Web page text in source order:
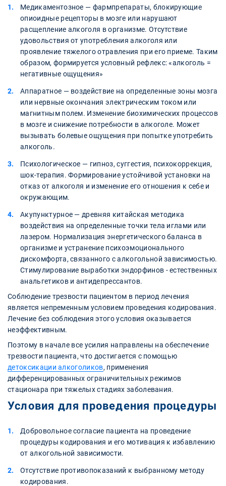
Медикаментозное — фармпрепараты, блокирующие
опиоидные рецепторы в мозге или нарушают
расщепление алкоголя в организме. Отсутствие
удовольствия от употребления алкоголя или
проявление тяжелого отравления при его приеме. Таким
образом, формируется условный рефлекс: «алкоголь =
негативные ощущения»
Аппаратное — воздействие на определенные зоны мозга
или нервные окончания электрическим током или
магнитным полем. Изменение биохимических процессов
в мозге и снижение потребности в алкоголе. Может
вызывать болевые ощущения при попытке употребить
алкоголь.
Психологическое — гипноз, суггестия, психокоррекция,
шок-терапия. Формирование устойчивой установки на
отказ от алкоголя и изменение его отношения к себе и
окружающим.
Акупунктурное — древняя китайская методика
воздействия на определенные точки тела иглами или
лазером. Нормализация энергетического баланса в
организме и устранение психоэмоционального
дискомфорта, связанного с алкогольной зависимостью.
Стимулирование выработки эндорфинов - естественных
анальгетиков и антидепрессантов.
Соблюдение трезвости пациентом в период лечения
является непременным условием проведения кодирования.
Лечение без соблюдения этого условия оказывается
неэффективным.
Поэтому в начале все усилия направлены на обеспечение
трезвости пациента, что достигается с помощью
детоксикации алкоголиков, применения
дифференцированных ограничительных режимов
стационара при тяжелых стадиях заболевания.
Условия для проведения процедуры
Добровольное согласие пациента на проведение
процедуры кодирования и его мотивация к избавлению
от алкогольной зависимости.
Отсутствие противопоказаний к выбранному методу
кодирования.